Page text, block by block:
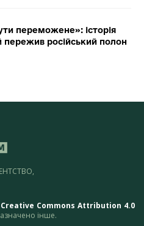
переможене»: історія
пережив російський полон
Creative Commons Attribution 4.0
інше.